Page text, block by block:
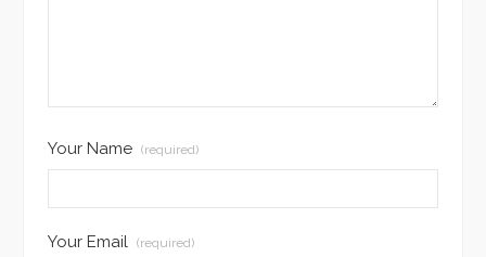
Your Name (required)
Your Email (required)